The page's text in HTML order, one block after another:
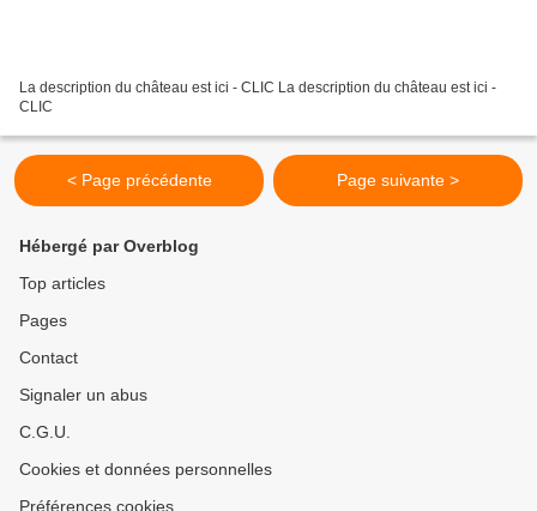
La description du château est ici - CLIC La description du château est ici -
CLIC
< Page précédente Page suivante >
Hébergé par Overblog
Top articles
Pages
Contact
Signaler un abus
C.G.U.
Cookies et données personnelles
Préférences cookies